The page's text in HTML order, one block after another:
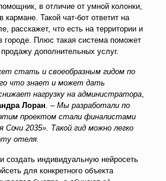
в отличие от умной колонки,
кармане. Такой чат-бот ответит на
расскажет, что есть на территории и
городе. Плюс такая система поможет
дополнительных услуг.
стать и своеобразным гидом по
что знает и может дать
нагрузку на администратора,
Лоран . – Мы разработали по
проектом стали финалистами
Сочи 2035». Такой гид можно легко
отеля.
создать индивидуальную нейросеть
для конкретного объекта